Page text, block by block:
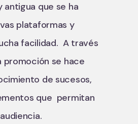
antigua que se ha
plataformas y
facilidad. A través
promoción se hace
de sucesos,
que permitan